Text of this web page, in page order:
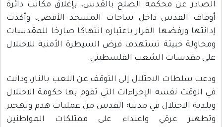
الصادر عن محكمة الصلح بالقدس، بإغلاق مكاتب دائرة
أوقاف القدس داخل ساحات المسجد الأقصى، وأكدت
إدانتها ورفضها القرار باعتباره انتهاكا صارخا للمقدسات
ومحاولة خبيثة تستهدف فرض السيطرة الأمنية للاحتلال
على مقدسات الشعب الفلسطيني.
ودعت سلطات الاحتلال إلى التوقف عن اللعب بالنار، ودانت
في الوقت نفسه الإجراءات التي تقوم بها حكومة الاحتلال
وبلدية الاحتلال في مدينة القدس من عمليات هدم وتهجير
وتطهير عرقي واعتداء على ممتلكات المواطنين